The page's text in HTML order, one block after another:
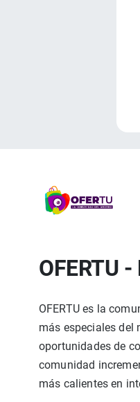
OFERTU
OFERTU es la
más especiales del
oportunidades de
comunidad
más calientes en